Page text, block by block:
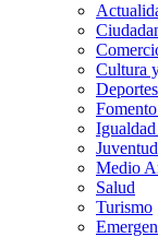
Cultura
Deportes
Juventud
Medio
Salud
Turismo